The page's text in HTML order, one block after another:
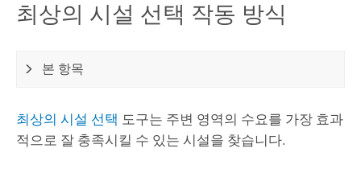
최상의 시설 선택 작동 방식
본 항목
최상의 시설 선택 도구는 주변 영역의 수요를 가장 효과
적으로 잘 충족시킬 수 있는 시설을 찾습니다.